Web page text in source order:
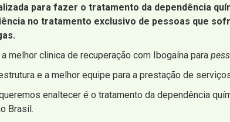
para fazer o tratamento da dependência
no tratamento exclusivo de pessoas que
melhor clinica de recuperação com Ibogaína para
e a melhor equipe para a prestação de
enaltecer é o tratamento da dependência
Brasil.